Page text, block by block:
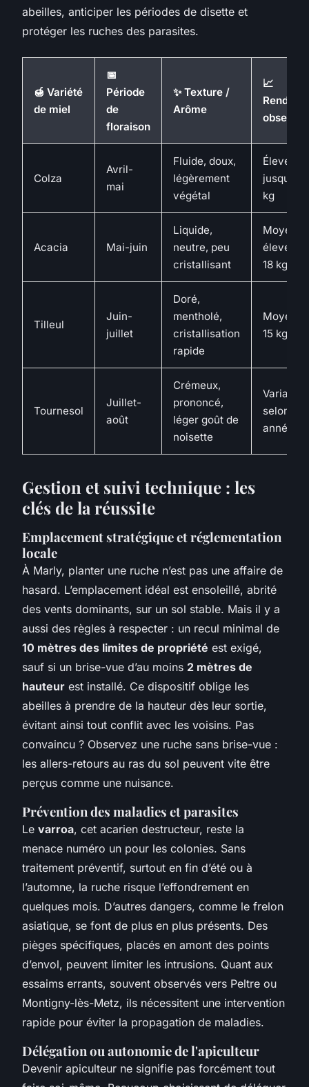
abeilles, anticiper les périodes de disette et
protéger les ruches des parasites.
🍯 Variété
de miel
📅
Période
de
floraison
✨ Texture /
Arôme
📈
observé
Colza
Avril-
mai
Fluide, doux,
légèrement
végétal
Élevé,
jusqu’à
kg
Acacia Mai-juin
Liquide,
neutre, peu
cristallisant
Moyen à
élevé
18 kg)
Tilleul
Juin-
juillet
Doré,
mentholé,
cristallisation
rapide
Moyen
15 kg)
Tournesol
Juillet-
août
Crémeux,
prononcé,
léger goût de
noisette
Variable
selon les
années
Gestion et suivi technique : les
clés de la réussite
Emplacement stratégique et réglementation
locale
À Marly, planter une ruche n’est pas une affaire de
hasard. L’emplacement idéal est ensoleillé, abrité
des vents dominants, sur un sol stable. Mais il y a
aussi des règles à respecter : un recul minimal de
10 mètres des limites de propriété est exigé,
sauf si un brise-vue d’au moins 2 mètres de
hauteur est installé. Ce dispositif oblige les
abeilles à prendre de la hauteur dès leur sortie,
évitant ainsi tout conflit avec les voisins. Pas
convaincu ? Observez une ruche sans brise-vue :
les allers-retours au ras du sol peuvent vite être
perçus comme une nuisance.
Prévention des maladies et parasites
Le varroa, cet acarien destructeur, reste la
menace numéro un pour les colonies. Sans
traitement préventif, surtout en fin d’été ou à
l’automne, la ruche risque l’effondrement en
quelques mois. D’autres dangers, comme le frelon
asiatique, se font de plus en plus présents. Des
pièges spécifiques, placés en amont des points
d’envol, peuvent limiter les intrusions. Quant aux
essaims errants, souvent observés vers Peltre ou
Montigny-lès-Metz, ils nécessitent une intervention
rapide pour éviter la propagation de maladies.
Délégation ou autonomie de l'apiculteur
Devenir apiculteur ne signifie pas forcément tout